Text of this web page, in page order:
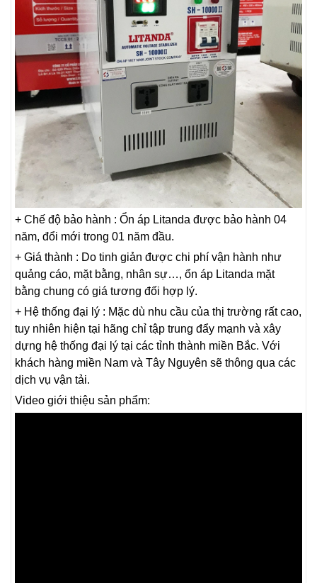
+ Chế độ bảo hành : Ổn áp Litanda được bảo hành 04
năm, đổi mới trong 01 năm đầu.
+ Giá thành : Do tinh giản được chi phí vận hành như
quảng cáo, mặt bằng, nhân sự…, ổn áp Litanda mặt
bằng chung có giá tương đối hợp lý.
+ Hệ thống đại lý : Mặc dù nhu cầu của thị trường rất cao,
tuy nhiên hiện tại hãng chỉ tập trung đẩy mạnh và xây
dựng hệ thống đại lý tại các tỉnh thành miền Bắc. Với
khách hàng miền Nam và Tây Nguyên sẽ thông qua các
dịch vụ vận tải.
Video giới thiệu sản phẩm: